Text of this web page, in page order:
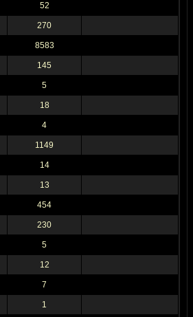
52
270
8583
145
5
18
4
1149
14
13
454
230
5
12
7
1